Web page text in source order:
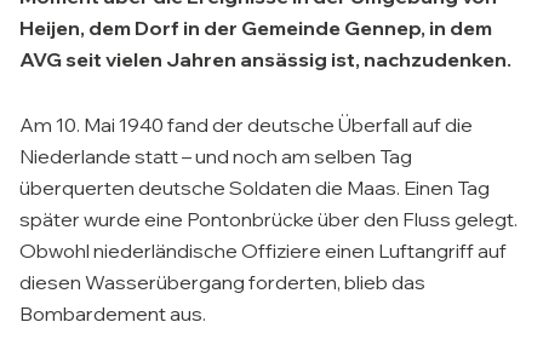
Heijen, dem Dorf in der Gemeinde Gennep, in dem
AVG seit vielen Jahren ansässig ist, nachzudenken.
Am 10. Mai 1940 fand der deutsche Überfall auf die
Niederlande statt – und noch am selben Tag
überquerten deutsche Soldaten die Maas. Einen Tag
später wurde eine Pontonbrücke über den Fluss gelegt.
Obwohl niederländische Offiziere einen Luftangriff auf
diesen Wasserübergang forderten, blieb das
Bombardement aus.